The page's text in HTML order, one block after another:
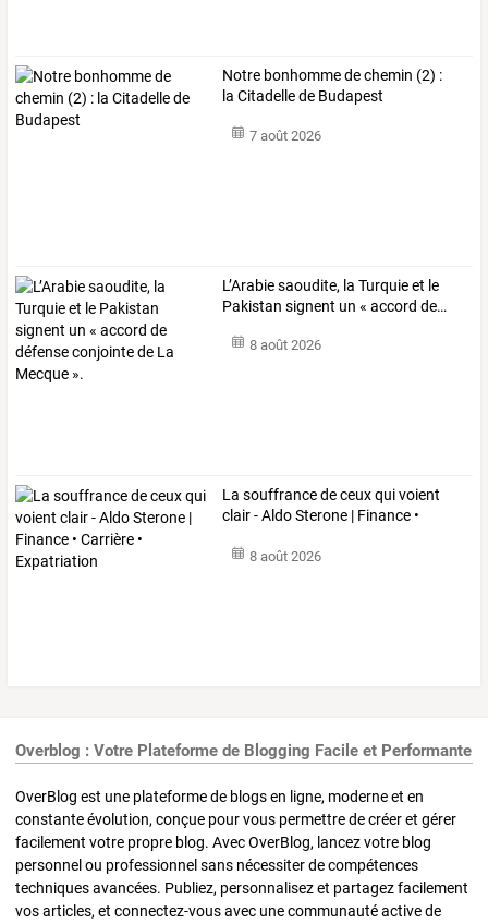
Notre bonhomme de chemin (2) :
la Citadelle de Budapest
7 août 2026
L’Arabiesaoudite, la Turquieet le
Pakistan signent un « accord de…
8 août 2026
La souffrancedeceuxquivoient
clair-AldoSterone | Finance •
8 août 2026
Overblog : Votre Plateforme de Blogging Facile et Performante
OverBlog est une plateforme de blogs en ligne, moderne et en
constante évolution, conçue pour vous permettre de créer et gérer
facilement votre propre blog. Avec OverBlog, lancez votre blog
personnel ou professionnel sans nécessiter de compétences
techniques avancées. Publiez, personnalisez et partagez facilement
vos articles, et connectez-vous avec une communauté active de